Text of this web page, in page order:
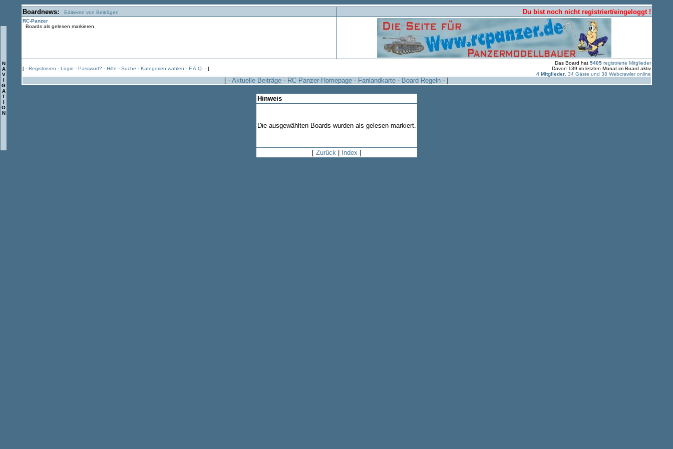
N
A
V
I
G
A
T
I
O
N
Boardnews: Editieren von Beiträgen Du bist noch nicht registriert/eingeloggt !
RC-Panzer
Boards als gelesen markieren
[ - Registrieren - Login - Passwort? - Hilfe - Suche - Kategorien wählen - F.A.Q. - ]
Das Board hat 5405registrierte Mitglieder
Davon 139 im letzten Monat im Board aktiv
4 Mitglieder, 34 Gäste und 38 Webcrawler online
[ - Aktuelle Beiträge - RC-Panzer-Homepage - Fanlandkarte - Board Regeln - ]
Hinweis
Die ausgewählten Boards wurden als gelesen markiert.
[ Zurück| Index ]